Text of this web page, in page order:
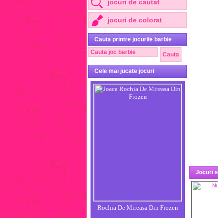
jocuri de cautat
jocuri de colorat
Cauta printre jocurile barbie
Cele mai jucate jocuri
Rochia De Mireasa Din Frozen
Jocuri